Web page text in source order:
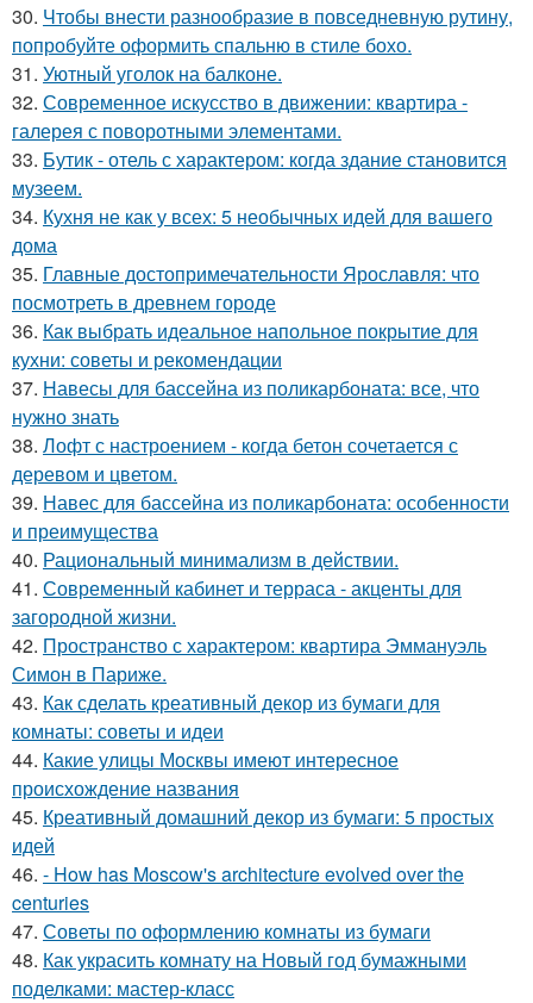
30. Чтобы внести разнообразие в повседневную рутину,
попробуйте оформить спальню в стиле бохо.
31. Уютный уголок на балконе.
32. Современное искусство в движении: квартира -
галерея с поворотными элементами.
33. Бутик - отель с характером: когда здание становится
музеем.
34. Кухня не как у всех: 5 необычных идей для вашего
дома
35. Главные достопримечательности Ярославля: что
посмотреть в древнем городе
36. Как выбрать идеальное напольное покрытие для
кухни: советы и рекомендации
37. Навесы для бассейна из поликарбоната: все, что
нужно знать
38. Лофт с настроением - когда бетон сочетается с
деревом и цветом.
39. Навес для бассейна из поликарбоната: особенности
и преимущества
40. Рациональный минимализм в действии.
41. Современный кабинет и терраса - акценты для
загородной жизни.
42. Пространство с характером: квартира Эммануэль
Симон в Париже.
43. Как сделать креативный декор из бумаги для
комнаты: советы и идеи
44. Какие улицы Москвы имеют интересное
происхождение названия
45. Креативный домашний декор из бумаги: 5 простых
идей
46. - How has Moscow's architecture evolved over the
centuries
47. Советы по оформлению комнаты из бумаги
48. Как украсить комнату на Новый год бумажными
поделками: мастер-класс